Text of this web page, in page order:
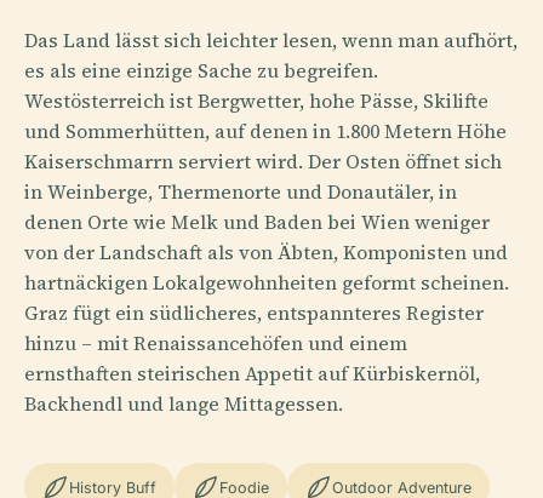
Das Land lässt sich leichter lesen, wenn man aufhört,
es als eine einzige Sache zu begreifen.
Westösterreich ist Bergwetter, hohe Pässe, Skilifte
und Sommerhütten, auf denen in 1.800 Metern Höhe
Kaiserschmarrn serviert wird. Der Osten öffnet sich
in Weinberge, Thermenorte und Donautäler, in
denen Orte wie Melk und Baden bei Wien weniger
von der Landschaft als von Äbten, Komponisten und
hartnäckigen Lokalgewohnheiten geformt scheinen.
Graz fügt ein südlicheres, entspannteres Register
hinzu – mit Renaissancehöfen und einem
ernsthaften steirischen Appetit auf Kürbiskernöl,
Backhendl und lange Mittagessen.
History Buff Foodie Outdoor Adventure